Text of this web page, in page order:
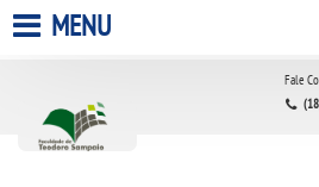
A FACULDADE
MENU
Fale